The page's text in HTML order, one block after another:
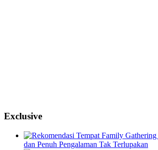
Exclusive
dan Penuh Pengalaman Tak Terlupakan